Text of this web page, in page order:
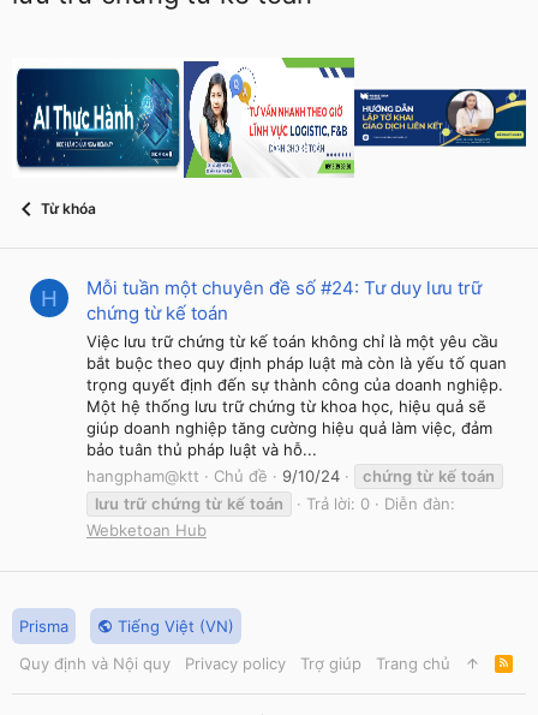
Từ khóa
H
Mỗi tuần một chuyên đề số #24: Tư duy lưu trữ
chứng từ kế toán
Việc lưu trữ chứng từ kế toán không chỉ là một yêu cầu
bắt buộc theo quy định pháp luật mà còn là yếu tố quan
trọng quyết định đến sự thành công của doanh nghiệp.
Một hệ thống lưu trữ chứng từ khoa học, hiệu quả sẽ
giúp doanh nghiệp tăng cường hiệu quả làm việc, đảm
bảo tuân thủ pháp luật và hỗ...
hangpham@ktt
Chủ đề 9/10/24 chứng từ kế toán
lưu trữ chứng từ kế toán Trả lời: 0
Diễn đàn:
Webketoan Hub
Prisma
Tiếng Việt (VN)
Quy định và Nội quy
Privacy policy Trợ giúp Trang chủ
R
S
S